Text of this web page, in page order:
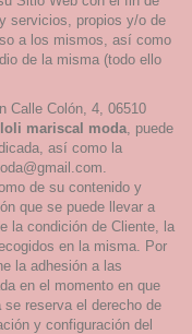
servicios, propios y/o de
a los mismos, así como
de la misma (todo ello
Calle Colón, 4, 06510
loli mariscal moda , puede
así como la
de su contenido y
que se puede llevar a
la condición de Cliente, la
en la misma. Por
la adhesión a las
en el momento en que
se reserva el derecho de
y configuración del